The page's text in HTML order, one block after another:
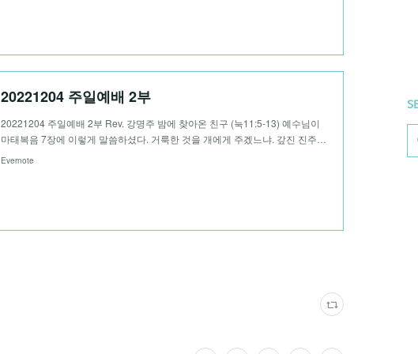
20221204 주일예배 2부
20221204 주일예배 2부 Rev. 강명주 밤에 찾아온 친구 (눅11:5-13) 예수님이
마태복음 7장에 이렇게 말씀하셨다. 거룩한 것을 개에게 주겠느냐. 갚진 진주…
Evernote